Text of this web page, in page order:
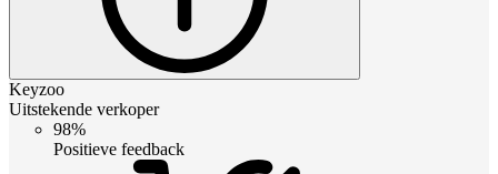
Keyzoo
Uitstekende verkoper
98%
Positieve feedback